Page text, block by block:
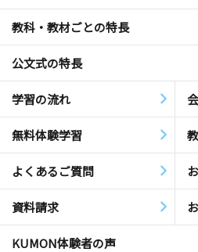
教科・教材ごとの特長
公文式の特長
学習の流れ
無料体験学習
よくあるご質問
資料請求
KUMON体験者の声